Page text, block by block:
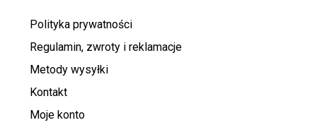
Polityka prywatności
Regulamin, zwroty i reklamacje
Metody wysyłki
Kontakt
Moje konto